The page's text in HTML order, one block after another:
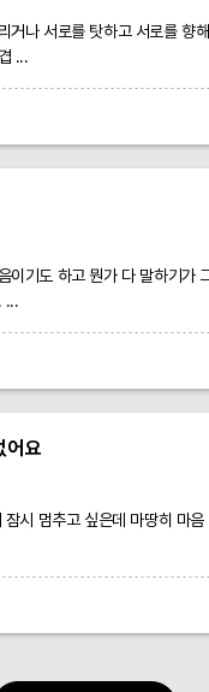
거나 서로를 탓하고 서로를 향
...
이기도 하고 뭔가 다 말하기가
단히 추려서 적습니다. ...
어요
시 멈추고 싶은데 마땅히 마음